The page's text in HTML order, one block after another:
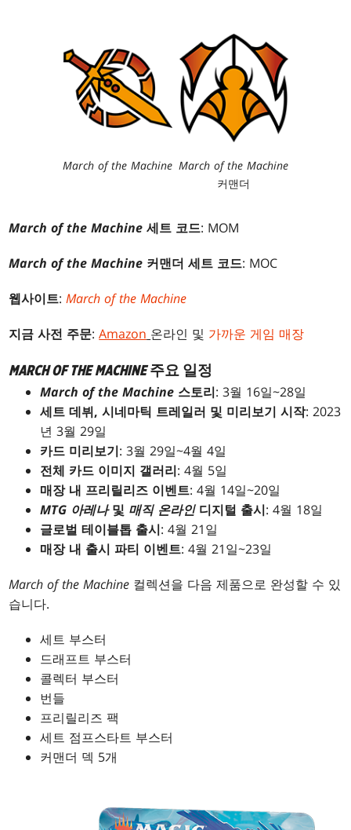
March of the Machine March of the Machine
커맨더
March of the Machine 세트 코드: MOM
March of the Machine 커맨더 세트 코드: MOC
웹사이트:March of the Machine
지금 사전 주문:Amazon 온라인 및 가까운 게임 매장
MARCH OF THE MACHINE주요 일정
March of the Machine 스토리: 3월 16일~28일
세트 데뷔, 시네마틱 트레일러 및 미리보기 시작: 2023
년 3월 29일
카드 미리보기: 3월 29일~4월 4일
전체 카드 이미지 갤러리: 4월 5일
매장 내 프리릴리즈 이벤트: 4월 14일~20일
MTG 아레나및 매직 온라인디지털 출시: 4월 18일
글로벌 테이블톱 출시: 4월 21일
매장 내 출시 파티 이벤트: 4월 21일~23일
March of the Machine 컬렉션을 다음 제품으로 완성할 수 있
습니다.
세트 부스터
드래프트 부스터
콜렉터 부스터
번들
프리릴리즈 팩
세트 점프스타트 부스터
커맨더 덱 5개